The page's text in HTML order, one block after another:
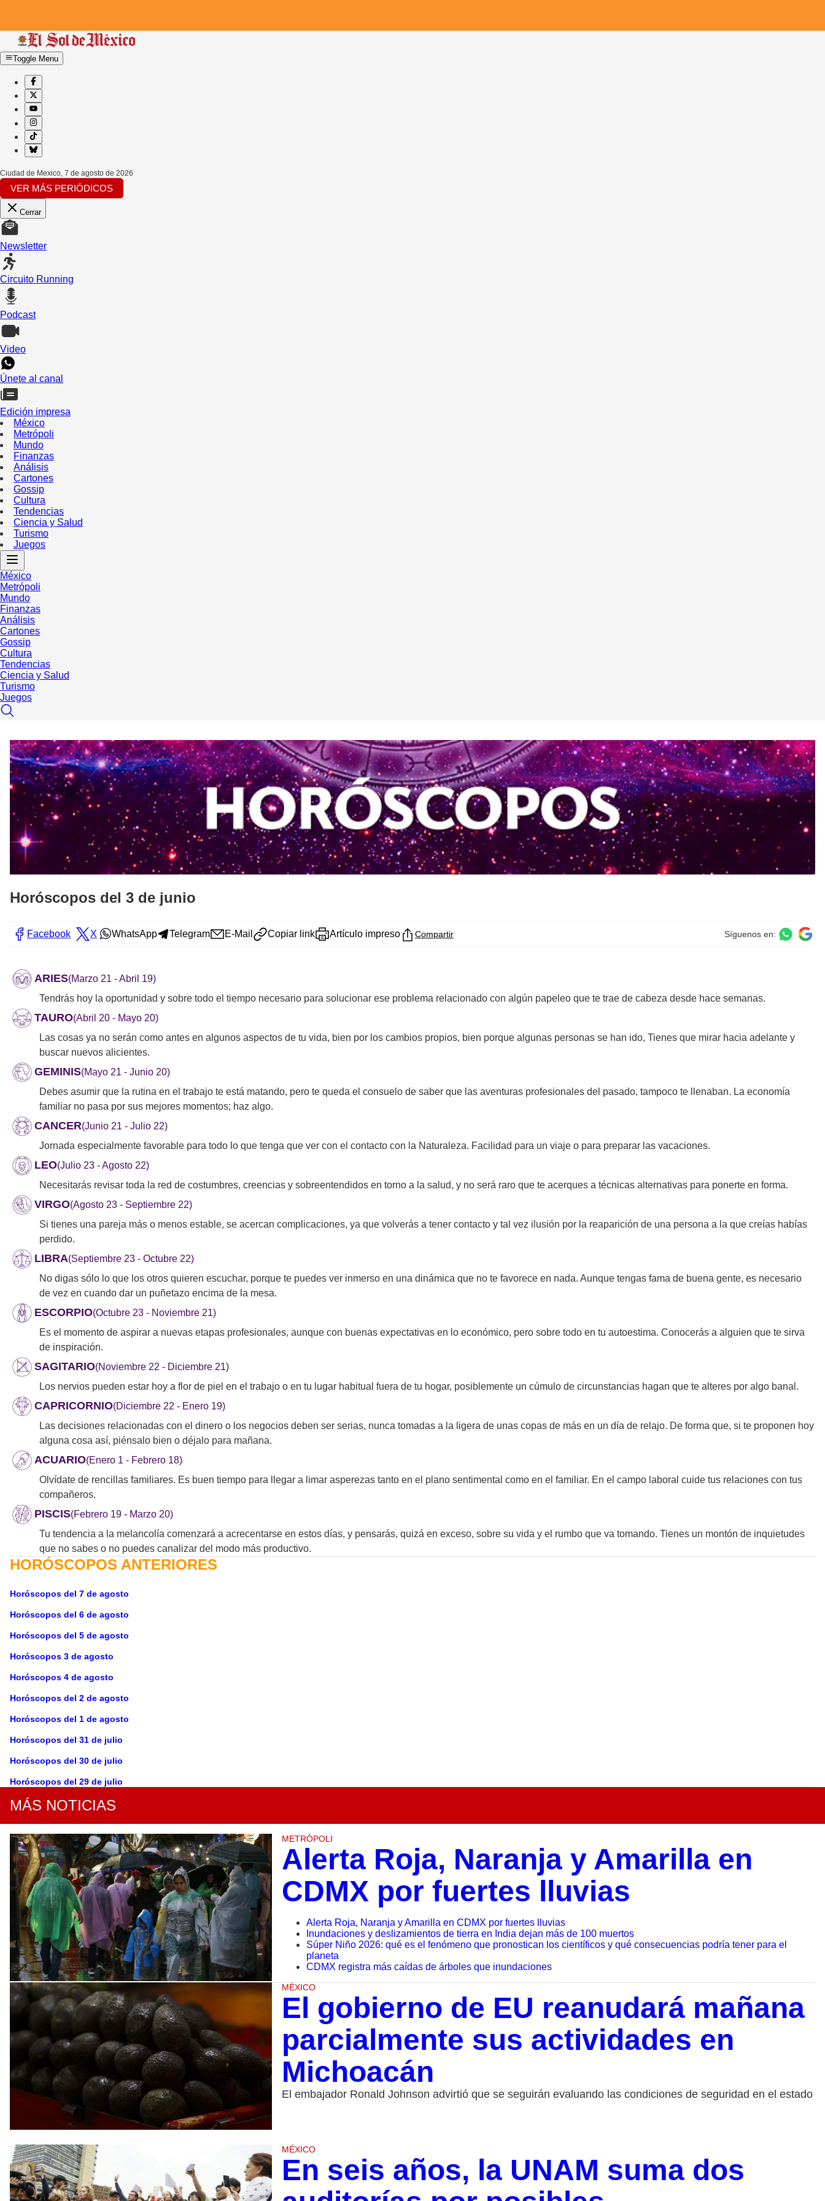
Toggle Menu
Ciudad de Mexico, 7 de agosto de 2026
VER MÁS PERIÓDICOS
Cerrar
Newsletter
Circuito Running
Podcast
Video
Únete al canal
Edición impresa
México
Metrópoli
Mundo
Finanzas
Análisis
Cartones
Gossip
Cultura
Tendencias
Ciencia y Salud
Turismo
Juegos
México
Metrópoli
Mundo
Finanzas
Análisis
Cartones
Gossip
Cultura
Tendencias
Ciencia y Salud
Turismo
Juegos
Horóscopos del 3 de junio
Facebook X WhatsApp Telegram E-Mail Copiar link Artículo impreso Compartir Síguenos en:
ARIES(Marzo 21 - Abril 19)
Tendrás hoy la oportunidad y sobre todo el tiempo necesario para solucionar ese problema relacionado con algún papeleo que te trae de cabeza desde hace semanas.
TAURO(Abril 20 - Mayo 20)
Las cosas ya no serán como antes en algunos aspectos de tu vida, bien por los cambios propios, bien porque algunas personas se han ido, Tienes que mirar hacia adelante y
buscar nuevos alicientes.
GEMINIS(Mayo 21 - Junio 20)
Debes asumir que la rutina en el trabajo te está matando, pero te queda el consuelo de saber que las aventuras profesionales del pasado, tampoco te llenaban. La economía
familiar no pasa por sus mejores momentos; haz algo.
CANCER(Junio 21 - Julio 22)
Jornada especialmente favorable para todo lo que tenga que ver con el contacto con la Naturaleza. Facilidad para un viaje o para preparar las vacaciones.
LEO(Julio 23 - Agosto 22)
Necesitarás revisar toda la red de costumbres, creencias y sobreentendidos en torno a la salud, y no será raro que te acerques a técnicas alternativas para ponerte en forma.
VIRGO(Agosto 23 - Septiembre 22)
Si tienes una pareja más o menos estable, se acercan complicaciones, ya que volverás a tener contacto y tal vez ilusión por la reaparición de una persona a la que creías habías
perdido.
LIBRA(Septiembre 23 - Octubre 22)
No digas sólo lo que los otros quieren escuchar, porque te puedes ver inmerso en una dinámica que no te favorece en nada. Aunque tengas fama de buena gente, es necesario
de vez en cuando dar un puñetazo encima de la mesa.
ESCORPIO(Octubre 23 - Noviembre 21)
Es el momento de aspirar a nuevas etapas profesionales, aunque con buenas expectativas en lo económico, pero sobre todo en tu autoestima. Conocerás a alguien que te sirva
de inspiración.
SAGITARIO(Noviembre 22 - Diciembre 21)
Los nervios pueden estar hoy a flor de piel en el trabajo o en tu lugar habitual fuera de tu hogar, posiblemente un cúmulo de circunstancias hagan que te alteres por algo banal.
CAPRICORNIO(Diciembre 22 - Enero 19)
Las decisiones relacionadas con el dinero o los negocios deben ser serias, nunca tomadas a la ligera de unas copas de más en un día de relajo. De forma que, si te proponen hoy
alguna cosa así, piénsalo bien o déjalo para mañana.
ACUARIO(Enero 1 - Febrero 18)
Olvídate de rencillas familiares. Es buen tiempo para llegar a limar asperezas tanto en el plano sentimental como en el familiar. En el campo laboral cuide tus relaciones con tus
compañeros.
PISCIS(Febrero 19 - Marzo 20)
Tu tendencia a la melancolía comenzará a acrecentarse en estos días, y pensarás, quizá en exceso, sobre su vida y el rumbo que va tomando. Tienes un montón de inquietudes
que no sabes o no puedes canalizar del modo más productivo.
HORÓSCOPOS ANTERIORES
Horóscopos del 7 de agosto
Horóscopos del 6 de agosto
Horóscopos del 5 de agosto
Horóscopos 3 de agosto
Horóscopos 4 de agosto
Horóscopos del 2 de agosto
Horóscopos del 1 de agosto
Horóscopos del 31 de julio
Horóscopos del 30 de julio
Horóscopos del 29 de julio
MÁS NOTICIAS
METRÓPOLI
Alerta Roja, Naranja y Amarilla en
CDMX por fuertes lluvias
Alerta Roja, Naranja y Amarilla en CDMX por fuertes lluvias
Inundaciones y deslizamientos de tierra en India dejan más de 100 muertos
Súper Niño 2026: qué es el fenómeno que pronostican los científicos y qué consecuencias podría tener para el
planeta
CDMX registra más caídas de árboles que inundaciones
MÉXICO
El gobierno de EU reanudará mañana
parcialmente sus actividades en
Michoacán
El embajador Ronald Johnson advirtió que se seguirán evaluando las condiciones de seguridad en el estado
MÉXICO
En seis años, la UNAM suma dos